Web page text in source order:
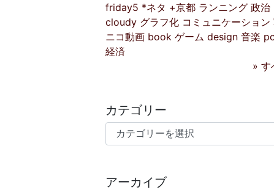
friday5 *ネタ +京都 ランニング 政治
cloudy グラフ化 コミュニケーション
ニコ動画 book ゲーム design 音楽 pc
経済
» す
カテゴリー
カテゴリー
アーカイブ